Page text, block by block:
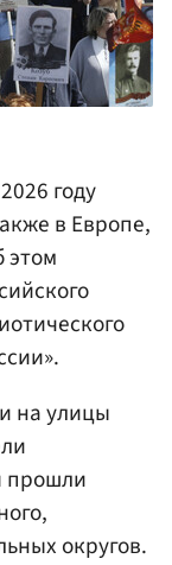
году
в Европе,
этом
на улицы
прошли
округов.